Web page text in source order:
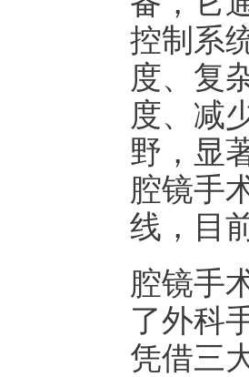
控制系
度、复
度、减
野，显
腔镜手
线，目
腔镜手
了外科
凭借三